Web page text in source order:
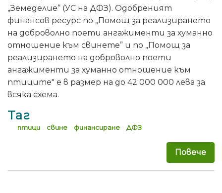
„Земеделие“ (УС на ДФЗ). Одобреният
финансов ресурс по „Помощ за реализирането
на доброволно поети ангажименти за хуманно
отношение към свинете” и по „Помощ за
реализирането на доброволно поети
ангажименти за хуманно отношение към
птиците" е в размер на до 42 000 000 лева за
всяка схема.
Таг
птици свине финансиране ДФЗ
Повече